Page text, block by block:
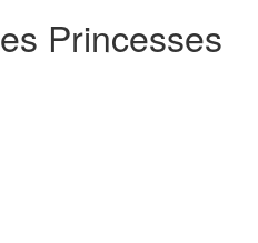
Princesses